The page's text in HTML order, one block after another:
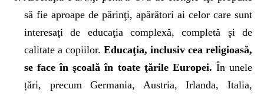
să fie aproape de părinţi, apărători ai celor care sunt
interesaţi de educaţia complexă, completă şi de
calitate a copiilor. Educaţia, inclusiv cea religioasă,
se face în şcoală în toate ţările Europei. În unele
țări, precum Germania, Austria, Irlanda, Italia,